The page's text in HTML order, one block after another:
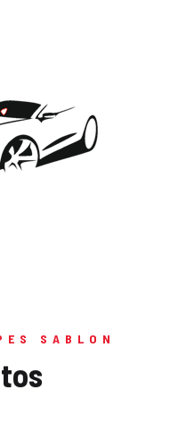
SABLON